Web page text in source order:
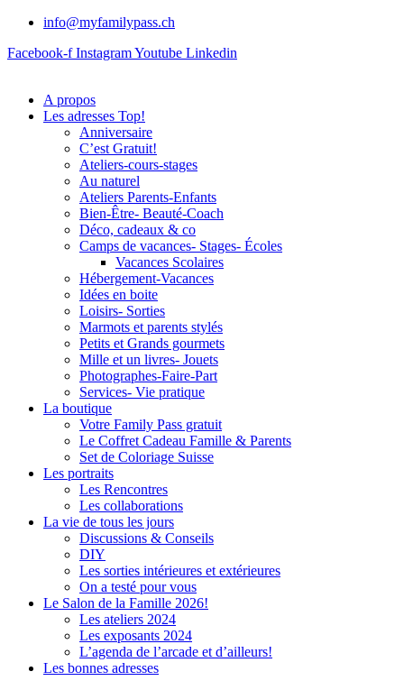
info@myfamilypass.ch
Facebook-f InstagramYoutube Linkedin
A propos
Les adresses Top!
Anniversaire
C’est Gratuit!
Ateliers-cours-stages
Au naturel
Ateliers Parents-Enfants
Bien-Être- Beauté-Coach
Déco, cadeaux & co
Camps de vacances- Stages- Écoles
Vacances Scolaires
Hébergement-Vacances
Idées en boite
Loisirs- Sorties
Marmots et parents stylés
Petits et Grands gourmets
Mille et un livres- Jouets
Photographes-Faire-Part
Services- Vie pratique
La boutique
Votre Family Pass gratuit
Le Coffret Cadeau Famille & Parents
Set de Coloriage Suisse
Les portraits
Les Rencontres
Les collaborations
La vie de tous les jours
Discussions & Conseils
DIY
Les sorties intérieures et extérieures
On a testé pour vous
Le Salon de la Famille 2026!
Les ateliers 2024
Les exposants 2024
L’agenda de l’arcade et d’ailleurs!
Les bonnes adresses